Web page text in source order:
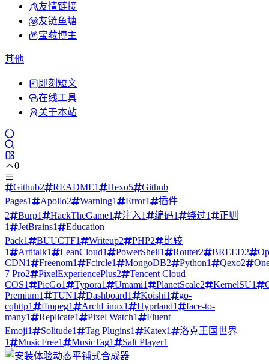
友情链接
友链鱼塘
宝藏博主
其他
即刻短文
在线工具
关于本站
0
Github2 README1 Hexo5
Github
Pages1 Apollo2 Warning1 Error1
插件
2
Burp1 HackTheGame1 注入1 编码1 绕过1
正则
1
JetBrains1
Education
Pack1 BUUCTF1 Writeup2 PHP2
比较
1
Artitalk1 LeanCloud1 PowerShell1 Router2 BREED2
CDN1 Freenom1 Fcircle1 MongoDB2 Python1 Qexo2
7 Pro2 PixelExperiencePlus2
Tencent Cloud
COS1 PicGo1 Typora1 Umami1 PlanetScale2 KernelSU1
Premium1 TUN1 Dashboard1 Koishi1
go-
cqhttp1 ffmpeg1 ArchLinux1 Hyprland1
face-to-
many1 Replicate1 Pixel Watch1
Fluent
Emoji1 Solitude1 Tag Plugins1 Katex1
洛克王国世界
1
MusicFree1 MusicTag1 Salt Player1